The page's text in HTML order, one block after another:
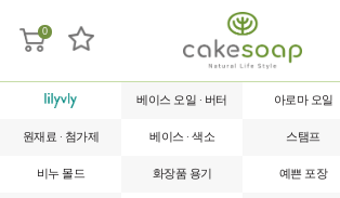
0
베이스 오일 · 버터 아로마 오일
원재료 · 첨가제 베이스 · 색소 스탬프
비누 몰드 화장품 용기 예쁜 포장